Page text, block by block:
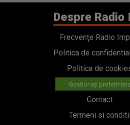
Despre Radio
Frecvențe Radio
Politica de
Politica de
Gestionați
Contact
Termeni si conditii